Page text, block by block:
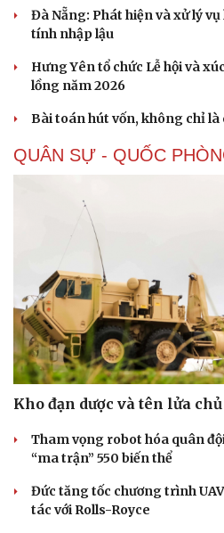
Sức khỏe
Dinh dưỡng - món ngon
Cây thuốc
Sản phụ khoa
Nhi khoa
Nam khoa
Phòng mạch online
Ăn sạch sống khỏe
Đà Nẵng: Phát hiện và xử lý
tính nhập lậu
Hưng Yên tổ chức Lễ hội và
lồng năm 2026
Bài toán hút vốn, không chỉ là
QUÂN SỰ - QUỐC
Kho đạn dược và tên lửa
Tham vọng robot hóa quân
“ma trận” 550 biến thể
Đức tăng tốc chương trình
tác với Rolls-Royce